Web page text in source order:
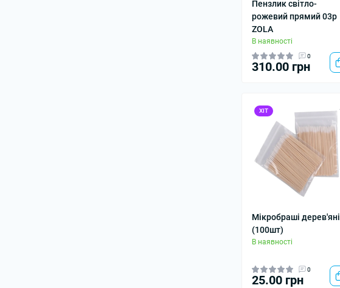
Пензлик світло-
рожевий прямий 03p
ZOLA
В наявності
0
310.00 грн
ХІТ
Мікробраші дерев'яні
(100шт)
В наявності
0
25.00 грн